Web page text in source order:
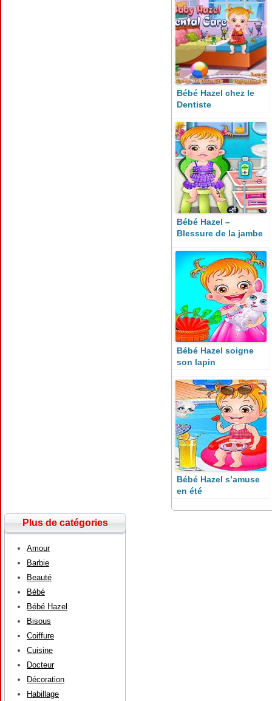
Bébé Hazel chez le
Dentiste
Bébé Hazel –
Blessure de la jambe
Bébé Hazel soigne
son lapin
Bébé Hazel s’amuse
en été
Plus de catégories
Amour
Barbie
Beauté
Bébé
Bébé Hazel
Bisous
Coiffure
Cuisine
Docteur
Décoration
Habillage